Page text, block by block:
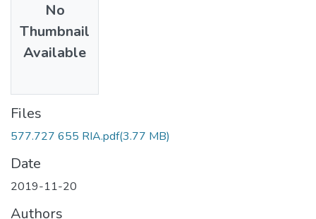
No
Thumbnail
Available
Files
577.727 655 RIA.pdf(3.77 MB)
Date
2019-11-20
Authors